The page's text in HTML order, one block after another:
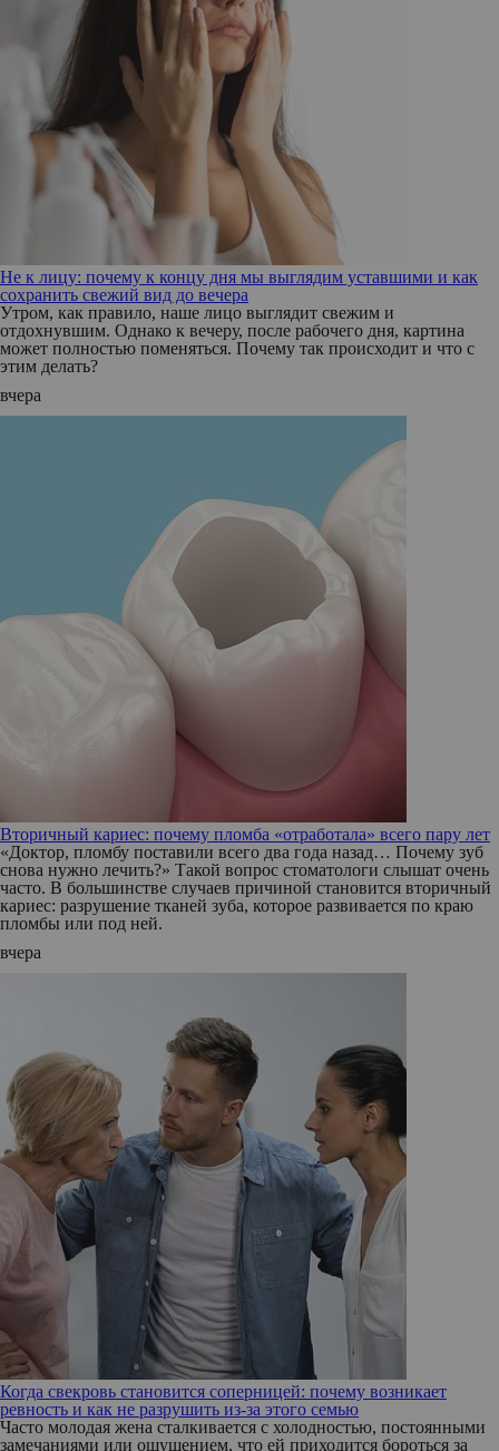
Не к лицу: почему к концу дня мы выглядим уставшими и как
сохранить свежий вид до вечера
Утром, как правило, наше лицо выглядит свежим и
отдохнувшим. Однако к вечеру, после рабочего дня, картина
может полностью поменяться. Почему так происходит и что с
этим делать?
вчера
Вторичный кариес: почему пломба «отработала» всего пару лет
«Доктор, пломбу поставили всего два года назад… Почему зуб
снова нужно лечить?» Такой вопрос стоматологи слышат очень
часто. В большинстве случаев причиной становится вторичный
кариес: разрушение тканей зуба, которое развивается по краю
пломбы или под ней.
вчера
Когда свекровь становится соперницей: почему возникает
ревность и как не разрушить из-за этого семью
Часто молодая жена сталкивается с холодностью, постоянными
замечаниями или ощущением, что ей приходится бороться за